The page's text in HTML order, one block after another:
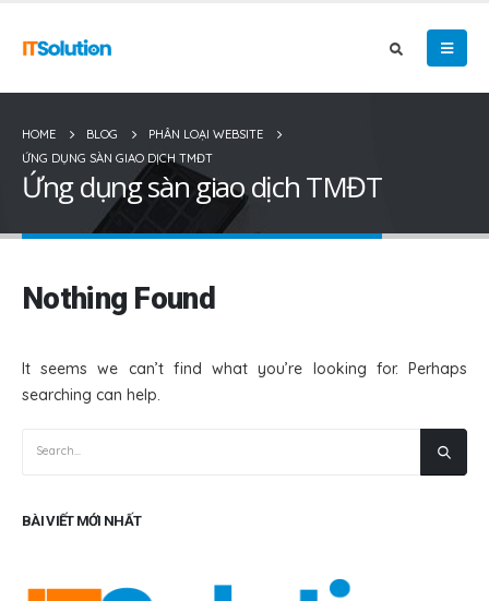
HOME BLOG
PHÂN LOẠI WEBSITE
ỨNG DỤNG SÀN GIAO DỊCH TMĐT
Ứng dụng sàn giao dịch TMĐT
Nothing Found
It seems we can’t find what you’re looking for. Perhaps
searching can help.
BÀI VIẾT MỚI NHẤT